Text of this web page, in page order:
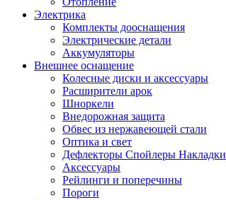
Электрика
Комплекты дооснащения
Электрические детали
Аккумуляторы
Внешнее оснащение
Колесные диски и аксессуары
Расширители арок
Шноркели
Внедорожная защита
Обвес из нержавеющей стали
Оптика и свет
Дефлекторы Спойлеры Накладки
Аксессуары
Рейлинги и поперечины
Пороги